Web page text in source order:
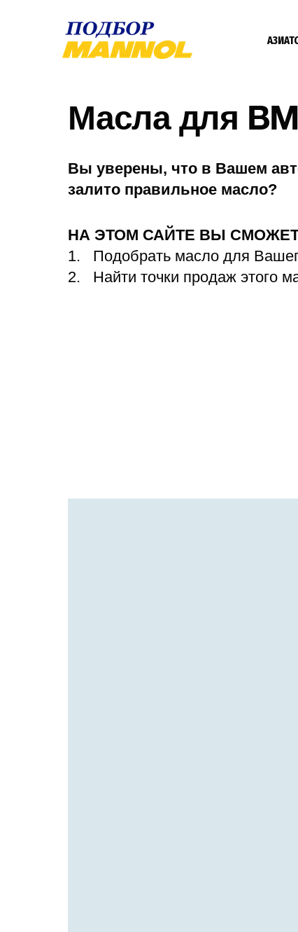
Масла для
Вы уверены, что в Вашем
залито правильное масло?
НА ЭТОМ САЙТЕ ВЫ
Подобрать масло для
Найти точки продаж этого